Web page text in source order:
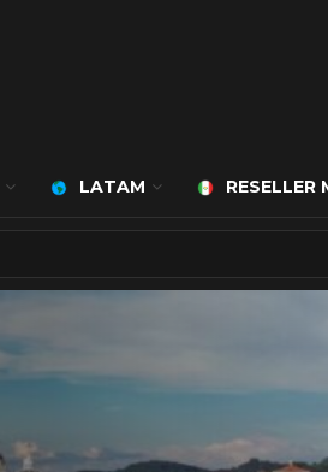
LATAM RESELLER